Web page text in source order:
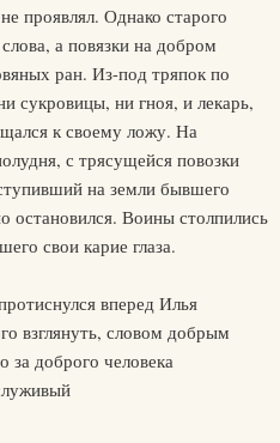
проявлял. Однако старого
а повязки на добром
ран. Из-под тряпок по
сукровицы, ни гноя, и лекарь,
к своему ложу. На
с трясущейся повозки
на земли бывшего
остановился. Воины столпились
свои карие глаза.
вперед Илья
взглянуть, словом добрым
за доброго человека